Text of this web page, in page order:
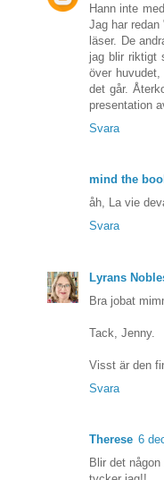
Hann inte
Jag har
läser. De
jag blir riktigt
över
det går.
presentation
Svara
mind the
åh, La vie
Svara
Lyrans
Bra jobat
Tack, Jenny.
Visst är den
Svara
Therese 6
Blir det